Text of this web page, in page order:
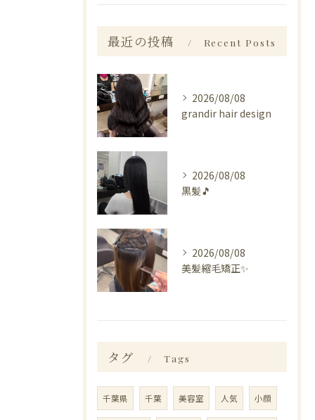
最近の投稿 Recent Posts
2026/08/08
grandir hair design
2026/08/08
黒髪🎵
2026/08/08
美髪縮毛矯正✨️
タグ Tags
千葉県 千葉 美容室 人気 小顔